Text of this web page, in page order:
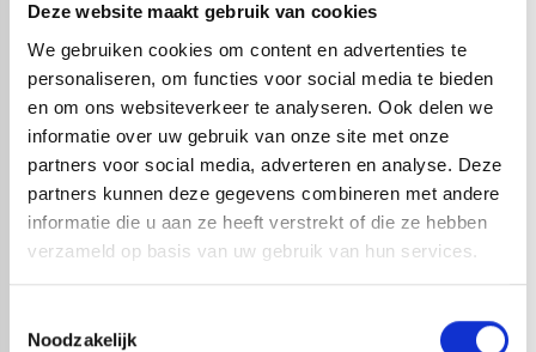
Deze website maakt gebruik van cookies
We gebruiken cookies om content en advertenties te
personaliseren, om functies voor social media te bieden
en om ons websiteverkeer te analyseren. Ook delen we
informatie over uw gebruik van onze site met onze
partners voor social media, adverteren en analyse. Deze
partners kunnen deze gegevens combineren met andere
informatie die u aan ze heeft verstrekt of die ze hebben
verzameld op basis van uw gebruik van hun services.
Noodzakelijk
VESTIS SPRONGBOCHT ALU
3DS CORTEX Ø100MM H.O.H.
1-4 dagen levertijd
VESTIS SPRONGBOCHT ALU
3DS CORTEX Ø80MM H.O.H.